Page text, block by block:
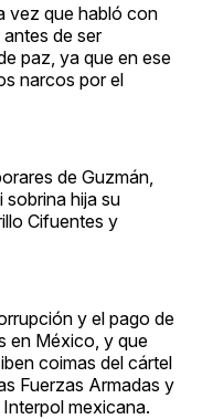
vez que habló con
de ser
paz, ya que en ese
narcos por el
de Guzmán,
sobrina hija su
Cifuentes y
y el pago de
en México, y que
coimas del cártel
Fuerzas Armadas y
mexicana.